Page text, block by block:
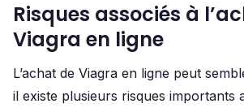
Risques associés à
Viagra en ligne
L’achat de Viagra en ligne peut
il existe plusieurs risques importants